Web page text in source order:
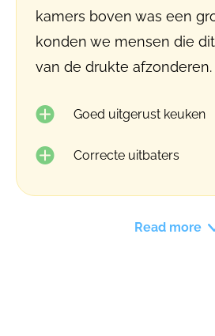
kamers boven was een
konden we mensen die
van de drukte afzonderen.
Goed uitgerust keuken
Correcte uitbaters
Read more